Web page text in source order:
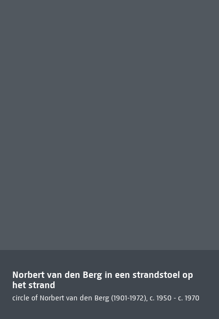
Norbert van den Berg in een strandstoel op
het strand
circle of Norbert van den Berg (1901-1972), c. 1950 - c. 1970